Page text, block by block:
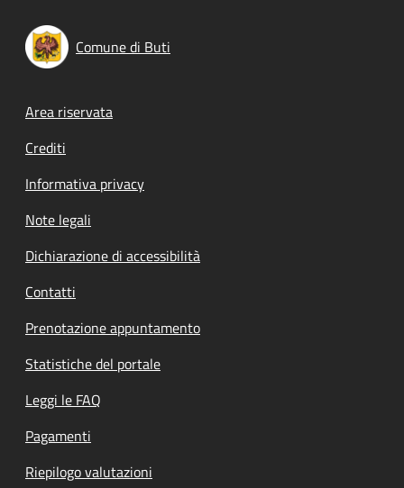
Comune di Buti
Footer menu
Area riservata
Crediti
Informativa privacy
Note legali
Dichiarazione di accessibilità
Contatti
Prenotazione appuntamento
Statistiche del portale
Leggi le FAQ
Pagamenti
Riepilogo valutazioni